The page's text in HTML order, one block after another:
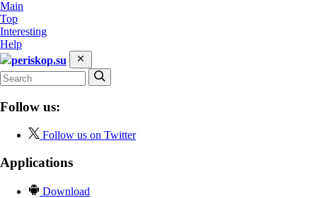
Main
Top
Interesting
Help
periskop.su
Follow us:
Follow us on Twitter
Applications
Download